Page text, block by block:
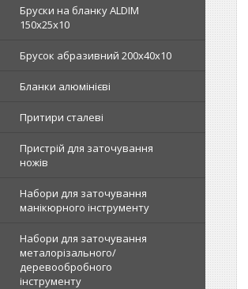
Бруски на бланку ALDIM
150х25х10
Брусок абразивний 200х40х10
Бланки алюмінієві
Притири сталеві
Пристрій для заточування
ножів
Набори для заточування
манікюрного інструменту
Набори для заточування
металорізального/
деревообробного
інструменту